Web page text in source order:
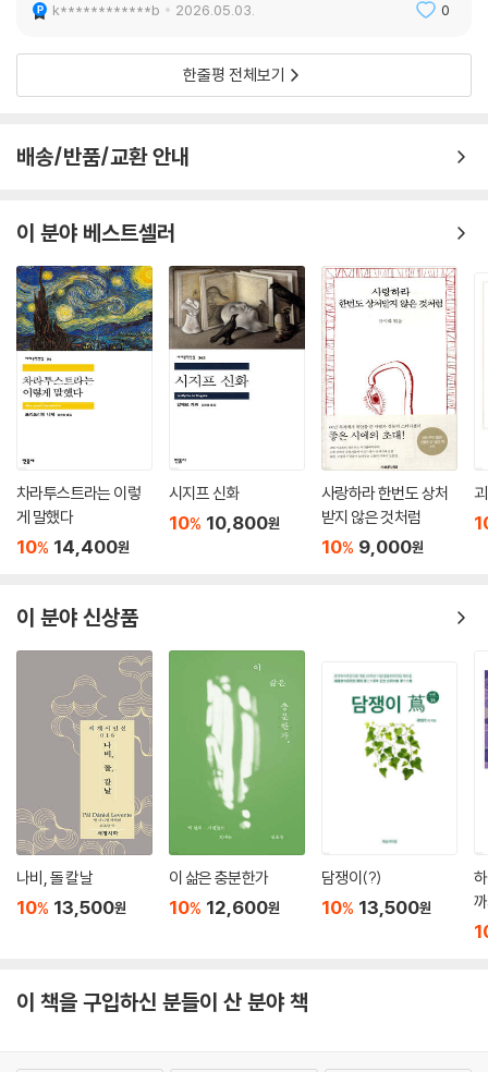
말의 위력을 나는 안다
인간은 영혼으로 입술로 뼈로 이루어진 존재.
―「미완성의 시」, 『바이올린과 약간의 신경과민』에서
“그의 삶과 시에는 그 스스로도 감당하기 어려운 모순과 갈등이 내재해 있
었다. 그는 혁명의 기관차이길 원했으나 다른 한편으로는 시대의 상처와
‘리얼리즘적’이라고 표현할 수 있을지도 모른다. 삶과 세계의 치명적 이면
과 균열을 외면하지 않고, 그것을 손쉬운 결론으로 봉합하려 들지 않는 미
학적 자세를 리얼리즘이라고 부른다면 말이다. (......) 이것으로 끝인 것일
까? 그럴 리가. 미래의 누군가는 문화사의 ‘박물관’에서 청년 마야콥스키를
꺼내 새로운 힘의 질료로 삼지 않을까? 마야콥스키의 전복적 에너지를 변
주하고 변용하여 우리 시대의 또 다른 균열을 전시하지 않을까? 시든 음악
이든 영화든 장르는 중요하지 않을 것이다. 그는 여전히 무언가를 기다리
고 있을지도 모른다. 다시 도래할 문화사적 폭풍의 한가운데인 듯, “장님이
되어가는 자의/ 하나 남은 마지막 눈처럼”, 그는 여전히 현재진행형인 채
로, 고요하고 격렬하다.”
―이장욱(시인), 추천의 글에서
러시아 아방가르드와 미래주의의 기수,
언어를 혁신하고 세계를 바꾸다!
신적인 예술을 러시아에 선사했다. 정치, 사회적 혼란 속에서 ‘혁명’과 상응
하는 급진적인 예술 실험이 문학뿐 아니라 회화, 음악, 연극, 영화 등 러시
아 예술 전 분야에 걸쳐 다채롭게 이루어졌다. 마야콥스키는 이러한 러시
아 아방가르드, 특히 미래주의 경향을 이끌었던 상징적 인물이다. 1911년
전업 화가가 되고자 미술 학교에 입학한 마야콥스키는 다비드 부를류크를
비롯하여 이후 문예사를 바꿀, 미래주의를 함께 이끌 동료들을 만난다. 완
전히 새로운 언어, 완전히 새로운 예술, 완전히 새로운 세계를 꿈꾸었던 젊
은 예술가들은 “대중적 취향에 따귀를 때리라” 외치며 모든 전통과의 단절
을 표방했다.
내용 파악 자체가 불가능하다. 그러나 마야콥스키에게 시란 미학이라는 이
k************b 2026.05.03. 0
한줄평 전체보기
배송/반품/교환 안내
이 분야 베스트셀러
차라투스트라는 이렇
게 말했다
10% 14,400원
시지프 신화
10% 10,800원
사랑하라 한번도 상처
받지 않은 것처럼
10% 9,000원
이 분야 신상품
나비, 돌 칼날
10% 13,500원
이 삶은 충분한가
10% 12,600원
담쟁이(?)
10% 13,500원
이 책을 구입하신 분들이 산 분야 책